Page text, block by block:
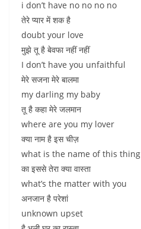
i don’t have no no no no
तेरे प्यार में शक है
doubt your love
मुझे तू है बेवफा नहीं नहीं
I don’t have you unfaithful
मेरे सजना मेरे बालमा
my darling my baby
तू है कहा मेरे जलमान
where are you my lover
क्या नाम है इस चीज़
what is the name of this thing
का इससे तेरा क्या वास्ता
what’s the matter with you
अनजान है परेशां
unknown upset